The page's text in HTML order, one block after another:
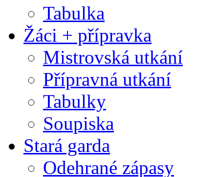
Tabulka
Žáci + přípravka
Mistrovská utkání
Přípravná utkání
Tabulky
Soupiska
Stará garda
Odehrané zápasy